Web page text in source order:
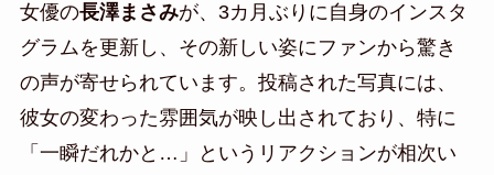
女優の長澤まさみが、3カ月ぶりに自身のインスタ
グラムを更新し、その新しい姿にファンから驚き
の声が寄せられています。投稿された写真には、
彼女の変わった雰囲気が映し出されており、特に
「一瞬だれかと…」というリアクションが相次い